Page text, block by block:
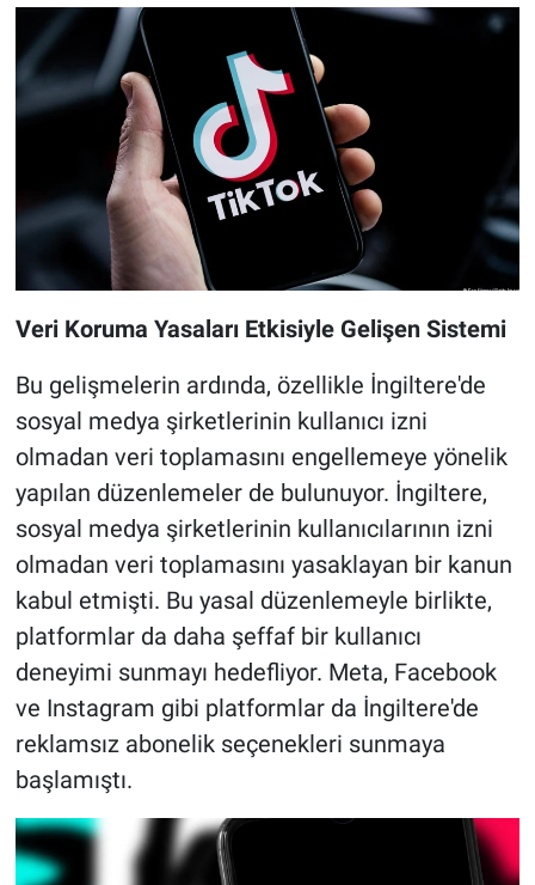
Veri Koruma Yasaları Etkisiyle Gelişen Sistemi
Bu gelişmelerin ardında, özellikle İngiltere'de
sosyal medya şirketlerinin kullanıcı izni
olmadan veri toplamasını engellemeye yönelik
yapılan düzenlemeler de bulunuyor. İngiltere,
sosyal medya şirketlerinin kullanıcılarının izni
olmadan veri toplamasını yasaklayan bir kanun
kabul etmişti. Bu yasal düzenlemeyle birlikte,
platformlar da daha şeffaf bir kullanıcı
deneyimi sunmayı hedefliyor. Meta, Facebook
ve Instagram gibi platformlar da İngiltere'de
reklamsız abonelik seçenekleri sunmaya
başlamıştı.